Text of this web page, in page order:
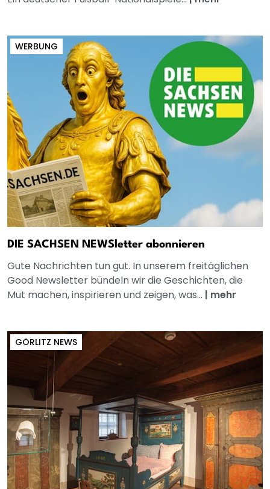
WERBUNG
DIE SACHSEN NEWSletter abonnieren
Gute Nachrichten tun gut. In unserem freitäglichen
Good Newsletter bündeln wir die Geschichten, die
Mut machen, inspirieren und zeigen, was... | mehr
GÖRLITZ NEWS